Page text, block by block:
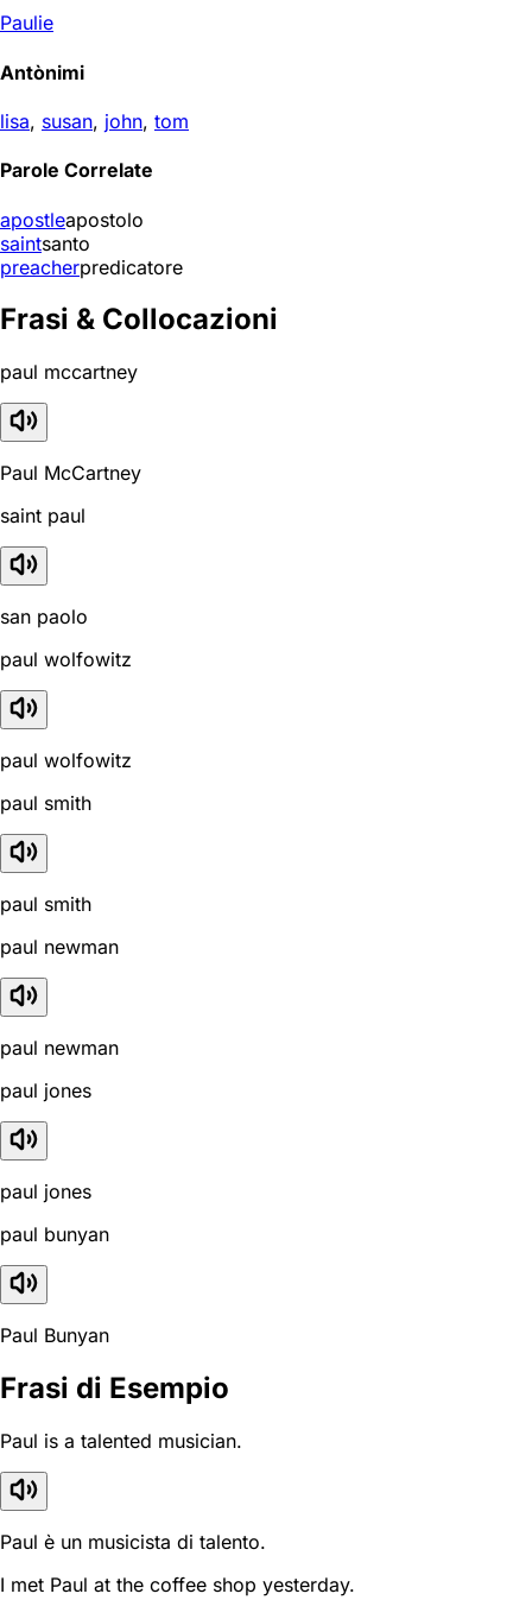
Paulie
Antònimi
lisa, susan, john, tom
Parole Correlate
apostleapostolo
saintsanto
preacherpredicatore
Frasi & Collocazioni
paul mccartney
Paul McCartney
saint paul
san paolo
paul wolfowitz
paul wolfowitz
paul smith
paul smith
paul newman
paul newman
paul jones
paul jones
paul bunyan
Paul Bunyan
Frasi di Esempio
Paul is a talented musician.
Paul è un musicista di talento.
I met Paul at the coffee shop yesterday.